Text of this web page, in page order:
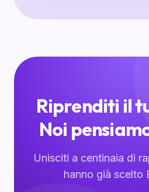
Riprenditi il
Noi
Unisciti a centinaia di
hanno già scelto